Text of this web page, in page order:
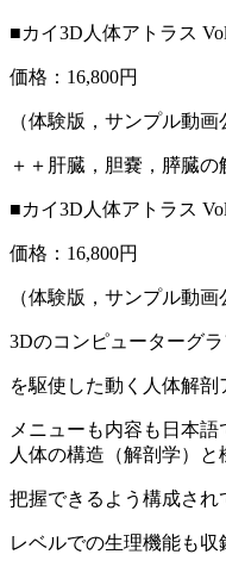
■カイ3D人体アトラス
価格：16,800円
（体験版，サンプル動画
＋＋肝臓，胆嚢，膵臓
■カイ3D人体アトラス
価格：16,800円
（体験版，サンプル動画
3Dのコンピューターグ
を駆使した動く人体解剖
メニューも内容も日本語
人体の構造（解剖学）
把握できるよう構成され
レベルでの生理機能も